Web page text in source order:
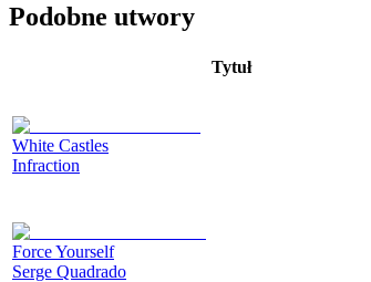
Podobne utwory
Tytuł
White Castles
Infraction
Force Yourself
Serge Quadrado